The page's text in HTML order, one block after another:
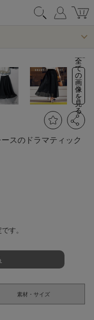
全
て
の
画
像
を
見
る
スのドラマティック
す。
素材・サイズ